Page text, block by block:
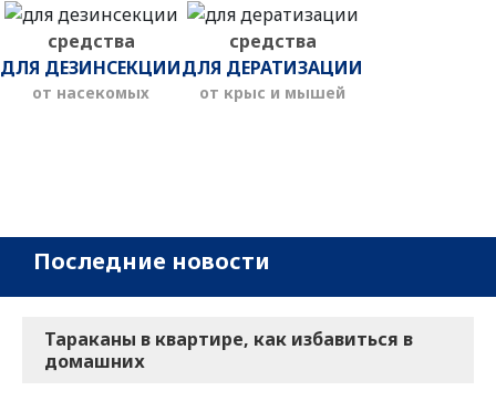
средства
ДЛЯ ДЕЗИНСЕКЦИИ
от насекомых
средства
ДЛЯ ДЕРАТИЗАЦИИ
от крыс и мышей
Последние новости
Тараканы в квартире, как избавиться в
домашних